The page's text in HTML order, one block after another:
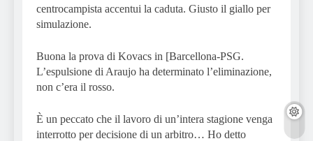
centrocampista accentui la caduta. Giusto il giallo per
simulazione.
Buona la prova di Kovacs in [Barcellona-PSG.
L’espulsione di Araujo ha determinato l’eliminazione,
non c’era il rosso.
È un peccato che il lavoro di un’intera stagione venga
interrotto per decisione di un arbitro… Ho detto